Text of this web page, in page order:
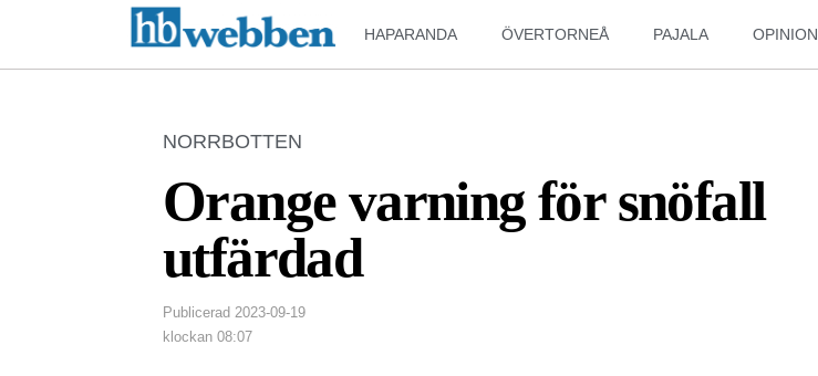
HAPARANDA ÖVERTORNEÅ PAJALA OPINION
NORRBOTTEN
Orange varning för snöfall
utfärdad
Publicerad 2023-09-19
klockan 08:07